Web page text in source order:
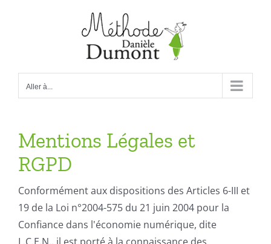
Aller à...
Mentions Légales et
RGPD
Conformément aux dispositions des Articles 6-III et
19 de la Loi n°2004-575 du 21 juin 2004 pour la
Confiance dans l'économie numérique, dite